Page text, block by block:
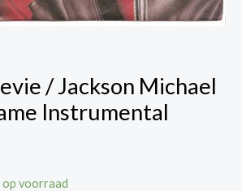
/ Jackson Michael
Instrumental
op voorraad